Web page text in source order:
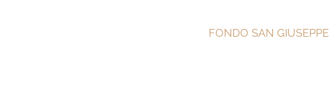
FONDO SAN GIUSEPPE